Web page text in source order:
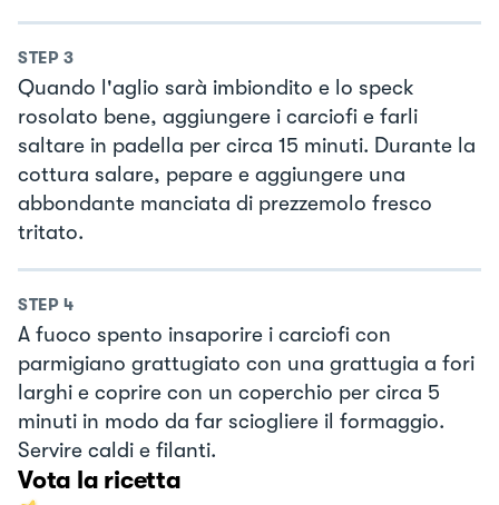
STEP 3
Quando l'aglio sarà imbiondito e lo speck
rosolato bene, aggiungere i carciofi e farli
saltare in padella per circa 15 minuti. Durante la
cottura salare, pepare e aggiungere una
abbondante manciata di prezzemolo fresco
tritato.
STEP 4
A fuoco spento insaporire i carciofi con
parmigiano grattugiato con una grattugia a fori
larghi e coprire con un coperchio per circa 5
minuti in modo da far sciogliere il formaggio.
Servire caldi e filanti.
Vota la ricetta